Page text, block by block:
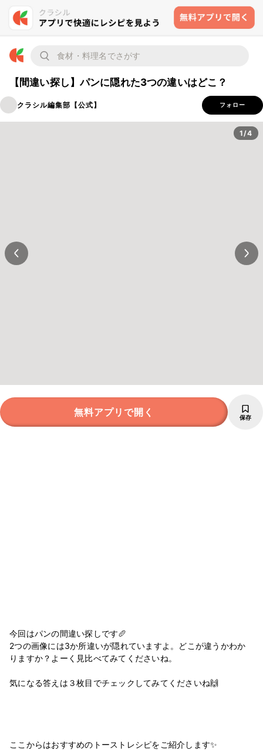
【間違い探し】パンに隠れた3つの違いはどこ？
クラシル編集部【公式】 フォロー
1/4
無料アプリで開く 保存
今回はパンの間違い探しです🥖
2つの画像には3か所違いが隠れていますよ。どこが違うかわか
りますか？よーく見比べてみてくださいね。
気になる答えは３枚目でチェックしてみてくださいね🙌
ここからはおすすめのトーストレシピをご紹介します✨